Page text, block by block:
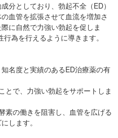
分としており、勃起不全（ED）
血管を拡張させて血流を増加さ
に自然で力強い勃起を促しま
為を行えるように導きます。
名度と実績のあるED治療薬の有
とで、力強い勃起をサポートしま
素の働きを阻害し、血管を広げる
します。